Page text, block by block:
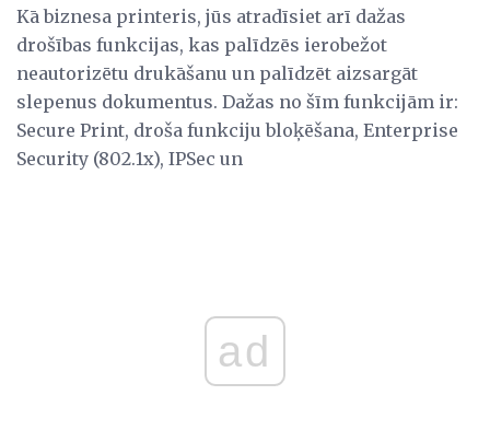
Kā biznesa printeris, jūs atradīsiet arī dažas
drošības funkcijas, kas palīdzēs ierobežot
neautorizētu drukāšanu un palīdzēt aizsargāt
slepenus dokumentus. Dažas no šīm funkcijām ir:
Secure Print, droša funkciju bloķēšana, Enterprise
Security (802.1x), IPSec un
ad